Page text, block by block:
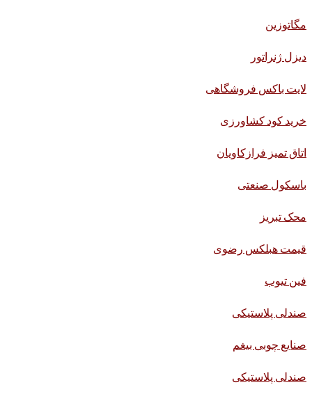
مگاتوزین
دیزل ژنراتور
لایت باکس فروشگاهی
خرید کود کشاورزی
اتاق تمیز فرازکاویان
باسکول صنعتی
محک تبریز
قیمت هبلکس رضوی
فین تیوب
صندلی پلاستیکی
صنایع چوبی بیغم
صندلی پلاستیکی